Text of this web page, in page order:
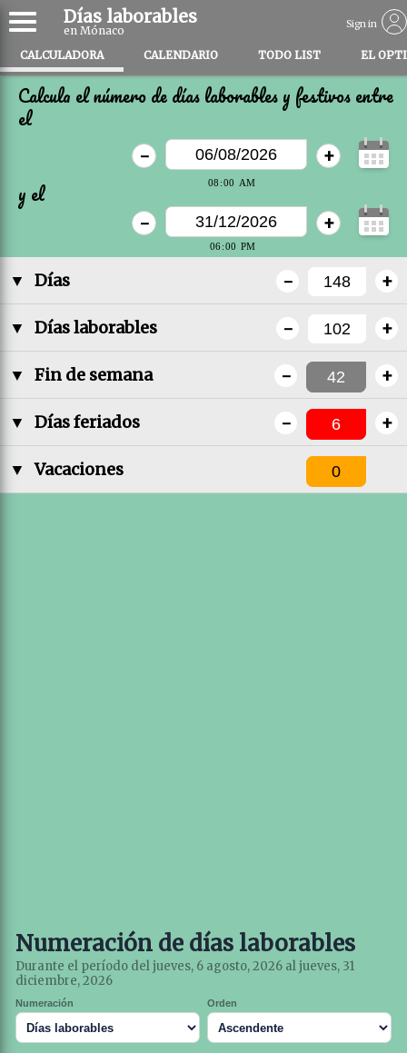
Días laborables
en Mónaco Sign in
CALCULADORA CALENDARIO TODO LIST EL
Calcula el número de días laborables y festivos entre
el
+
-
y el
+
-
▼ Días +
-
▼ Días laborables +
-
▼ Fin de semana +
-
▼ Días feriados +
-
▼ Vacaciones
Numeración de días laborables
Durante el período del jueves, 6 agosto, 2026 al jueves, 31
diciembre, 2026
Numeración Orden